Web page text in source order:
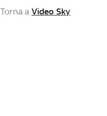
Torna a Video Sky